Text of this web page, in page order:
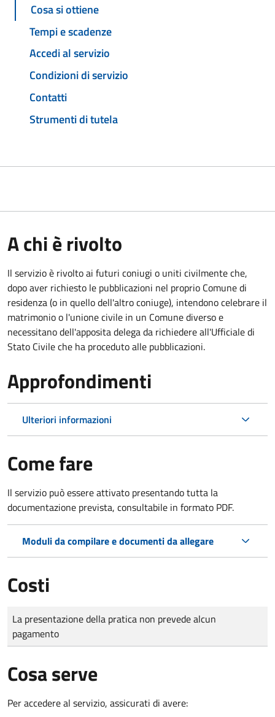
Cosa si ottiene
Tempi e scadenze
Accedi al servizio
Condizioni di servizio
Contatti
Strumenti di tutela
A chi è rivolto
Il servizio è rivolto ai futuri coniugi o uniti civilmente che,
dopo aver richiesto le pubblicazioni nel proprio Comune di
residenza (o in quello dell'altro coniuge), intendono celebrare il
matrimonio o l'unione civile in un Comune diverso e
necessitano dell'apposita delega da richiedere all'Ufficiale di
Stato Civile che ha proceduto alle pubblicazioni.
Approfondimenti
Ulteriori informazioni
Come fare
Il servizio può essere attivato presentando tutta la
documentazione prevista, consultabile in formato PDF.
Moduli da compilare e documenti da allegare
Costi
Tipo di pagamento
Importo
La presentazione della pratica non prevede alcun
pagamento
Cosa serve
Per accedere al servizio, assicurati di avere: